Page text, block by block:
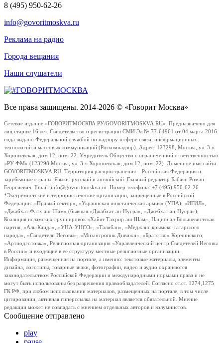
8 (495) 950-62-26
info@govoritmoskva.ru
Реклама на радио
Города вещания
Наши слушатели
Все права защищены. 2014-2026 © «Говорит Москва»
Сетевое издание «ГОВОРИТМОСКВА.РУ/GOVORITMOSKVA.RU». Предназначено для
лиц старше 16 лет. Свидетельство о регистрации СМИ Эл № 77-64961 от 04 марта 2016
года выдано Федеральной службой по надзору в сфере связи, информационных
технологий и массовых коммуникаций (Роскомнадзор). Адрес: 123298, Москва, ул. 3-я
Хорошевская, дом 12, пом. 22. Учредитель Общество с ограниченной ответственностью
«РУ ФМ» (123298 Москва, ул. 3-я Хорошевская, дом 12, пом. 22). Доменное имя сайта
GOVORITMOSKVA.RU. Территория распространения – Российская Федерация и
зарубежные страны. Языки: русский и английский. Главный редактор Бабаян Роман
Георгиевич. Email: info@govoritmoskva.ru. Номер телефона: +7 (495) 950-62-26
*Экстремистские и террористические организации, запрещенные в Российской
Федерации: «Правый сектор», «Украинская повстанческая армия» (УПА), «ИГИЛ»,
«Джабхат Фатх аш-Шам» (бывшая «Джабхат ан-Нусра», «Джебхат ан-Нусра»),
Коалиция исламских группировок «Хайят Тахрир аш-Шам», Национал-Большевистская
партия, «Аль-Каида», «УНА-УНСО», «Талибан», «Меджлис крымско-татарского
народа», «Свидетели Иеговы», «Мизантропик Дивижн», «Братство» Корчинского,
«Артподготовка», Религиозная организация «Управленческий центр Свидетелей Иеговы
в России» и входящие в ее структуру местные религиозные организации.
Информация, размещенная на портале, а именно: текстовые материалы, элементы
дизайна, логотипы, товарные знаки, фотографии, видео и аудио охраняются
законодательством Российской Федерации и международными нормами права и не
могут быть использованы без разрешения правообладателей. Согласно ст.ст. 1274,1275
ГК РФ, при любом использовании материалов, размещенных на портале, в том числе
цитировании, активная гиперссылка на материал является обязательной. Мнение
редакции может не совпадать с мнением отдельных авторов и колумнистов.
Сообщение отправлено
play